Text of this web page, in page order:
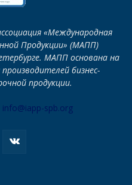
«Международная
Продукции» (МАПП)
МАПП основана на
бизнес-
продукции.
info@iapp-spb.org